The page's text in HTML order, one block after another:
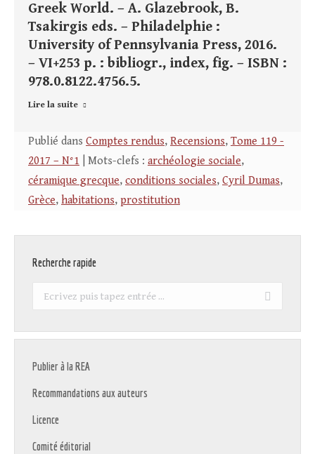
Greek World. – A. Glazebrook, B.
Tsakirgis eds. – Philadelphie :
University of Pennsylvania Press, 2016.
– VI+253 p. : bibliogr., index, fig. – ISBN :
978.0.8122.4756.5.
Lire la suite
Publié dans Comptes rendus, Recensions, Tome 119 -
2017 – N°1 | Mots-clefs : archéologie sociale,
céramique grecque, conditions sociales, Cyril Dumas,
Grèce, habitations, prostitution
Recherche rapide
Recherche
Publier à la REA
Recommandations aux auteurs
Licence
Comité éditorial